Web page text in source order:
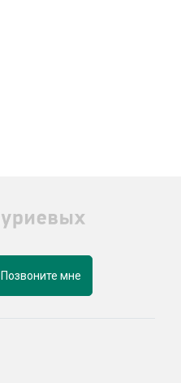
Позвоните мне